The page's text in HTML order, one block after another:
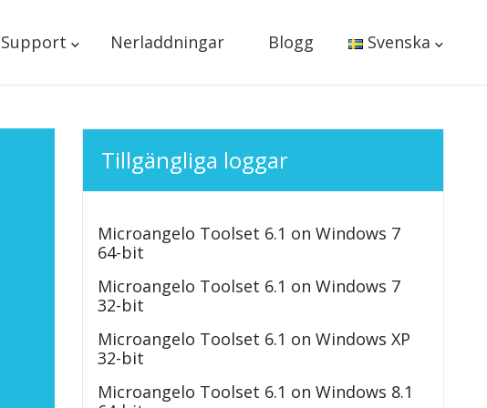
Support Nerladdningar Blogg Svenska
Tillgängliga loggar
Microangelo Toolset 6.1 on Windows 7
64-bit
Microangelo Toolset 6.1 on Windows 7
32-bit
Microangelo Toolset 6.1 on Windows XP
32-bit
Microangelo Toolset 6.1 on Windows 8.1